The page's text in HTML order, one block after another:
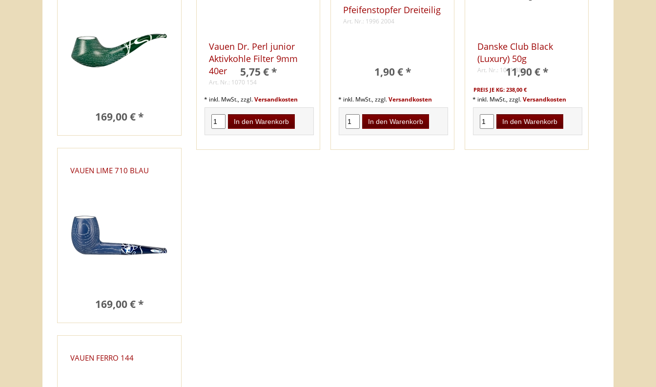
169,00 € *
VAUEN LIME 710 BLAU
169,00 € *
VAUEN FERRO 144
Vauen Dr. Perl junior
Aktivkohle Filter 9mm
40er
Art. Nr.: 1070 154
5,75 € *
* inkl. MwSt., zzgl.Versandkosten
In den Warenkorb
Pfeifenstopfer Dreiteilig
Art. Nr.: 1996 2004
1,90 € *
* inkl. MwSt., zzgl.Versandkosten
In den Warenkorb
Danske Club Black
(Luxury) 50g
PREIS JE KG: 238,00 €
Art. Nr.: 1061 38111,90 € *
* inkl. MwSt., zzgl.Versandkosten
In den Warenkorb